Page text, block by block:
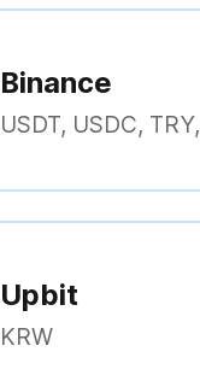
Binance
USDT, USDC,
Upbit
KRW